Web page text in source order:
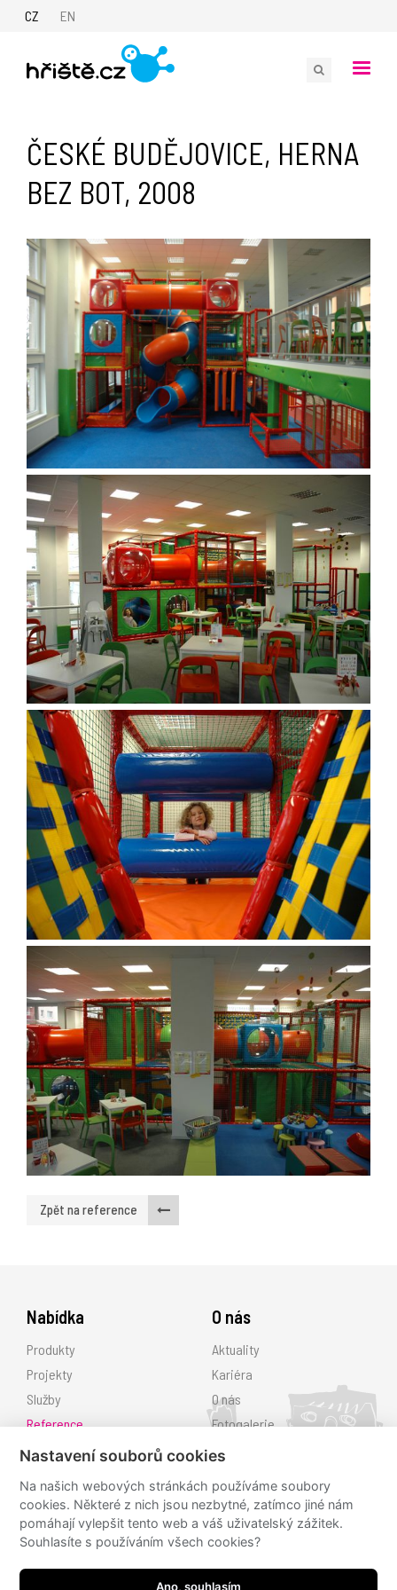
CZ EN
ČESKÉ BUDĚJOVICE, HERNA
BEZ BOT, 2008
Zpět na reference
Nabídka
Produkty
Projekty
Služby
Reference
O nás
Aktuality
Kariéra
O nás
Fotogalerie
Sledujte nás
Nastavení souborů cookies
Na našich webových stránkách používáme soubory
cookies. Některé z nich jsou nezbytné, zatímco jiné nám
pomáhají vylepšit tento web a váš uživatelský zážitek.
Souhlasíte s používáním všech cookies?
Ano, souhlasím